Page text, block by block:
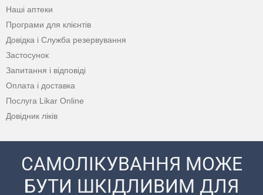
Наші аптеки
Програми для клієнтів
Довідка і Служба резервування
Застосунок
Запитання і відповіді
Оплата і доставка
Послуга Likar Online
Довідник ліків
САМОЛІКУВАННЯ МОЖЕ
БУТИ ШКІДЛИВИМ ДЛЯ